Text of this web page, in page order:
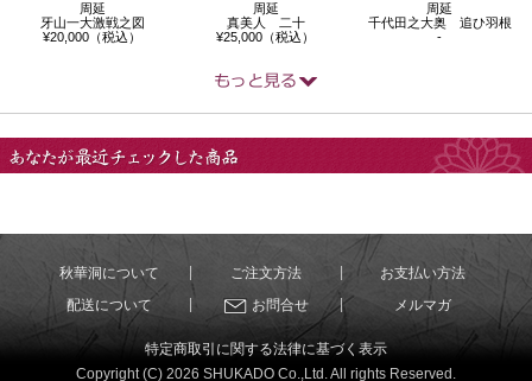
周延
牙山一大激戦之図
¥20,000（税込）
周延
真美人 二十
¥25,000（税込）
周延
千代田之大奥 追ひ羽根
-
秋華洞について ご注文方法
お支払い方法
配送について
お問合せ メルマガ
特定商取引に関する法律に基づく表示
Copyright (C) 2026 SHUKADO Co.,Ltd. All rights Reserved.